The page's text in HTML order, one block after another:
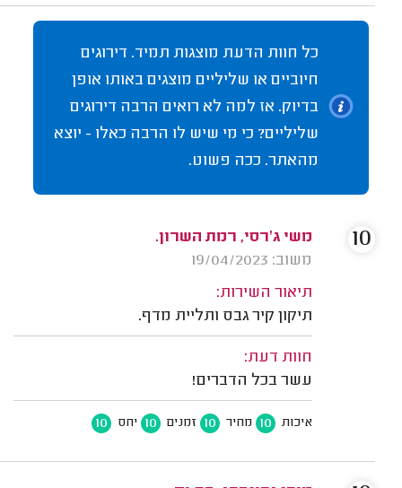
כל חוות הדעת מוצגות תמיד. דירוגים
חיוביים או שליליים מוצגים באותו אופן
בדיוק. אז למה לא רואים הרבה דירוגים
שליליים? כי מי שיש לו הרבה כאלו - יוצא
מהאתר. ככה פשוט.
משי ג'רסי, רמת השרון.
משוב: 19/04/2023
תיאור השירות:
תיקון קיר גבס ותליית מדף.
חוות דעת:
עשר בכל הדברים!
איכות 10 מחיר 10 זמנים 10 יחס 10
10